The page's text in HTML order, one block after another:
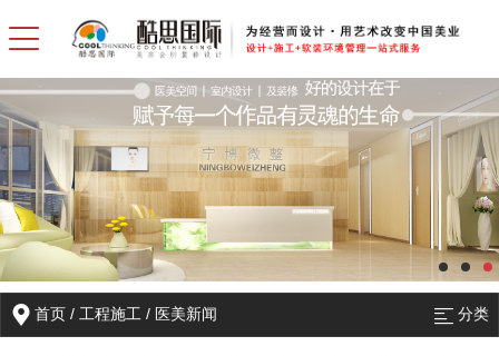
首页 /工程施工 / 医美新闻 分类